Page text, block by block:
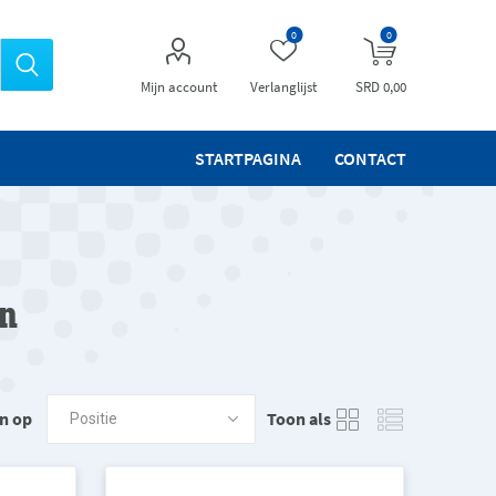
Mijn account Verlanglijst
0 0
SRD 0,00
STARTPAGINA CONTACT
Toon als
op